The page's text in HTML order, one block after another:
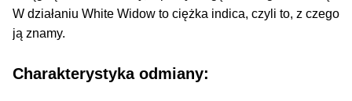
W działaniu White Widow to ciężka indica, czyli to, z czego
ją znamy.
Charakterystyka odmiany: